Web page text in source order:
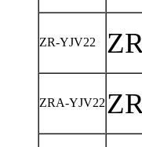
ZR-YJV22
ZRA-YJV22